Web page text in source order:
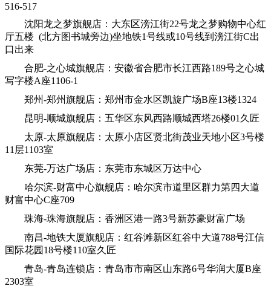
516-517
沈阳龙之梦旗舰店：大东区滂江街22号龙之梦购物中心红
厅五楼 (北方图书城旁边)坐地铁1号线或10号线到滂江街C出
口出来
合肥-之心城旗舰店：安徽省合肥市长江西路189号之心城
写字楼A座1106-1
郑州-郑州旗舰店：郑州市金水区凯旋广场B座13楼1324
昆明-顺城旗舰店：五华区东风西路顺城西塔26楼01久匠
太原-太原旗舰店：太原小店区贤北街茂业天地小区3号楼
11层1103室
东莞-万达广场店：东莞市东城区万达中心
哈尔滨-财富中心旗舰店：哈尔滨市道里区群力第四大道
财富中心C座709
珠海-珠海旗舰店：香洲区港一路3号新苏豪财富广场
南昌-地铁大厦旗舰店：红谷滩新区红谷中大道788号江信
国际花园18号楼110室久匠
青岛-青岛连锁店：青岛市市南区山东路6号华润大厦B座
2303室